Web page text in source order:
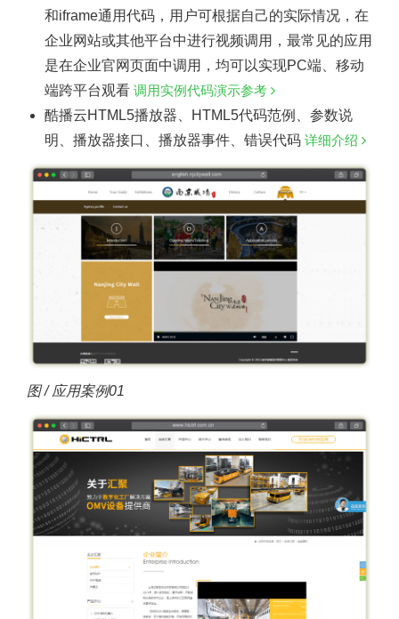
和iframe通用代码，用户可根据自己的实际情况，在
企业网站或其他平台中进行视频调用，最常见的应用
是在企业官网页面中调用，均可以实现PC端、移动
端跨平台观看 调用实例代码演示参考
酷播云HTML5播放器、HTML5代码范例、参数说
明、播放器接口、播放器事件、错误代码 详细介绍
图 / 应用案例01